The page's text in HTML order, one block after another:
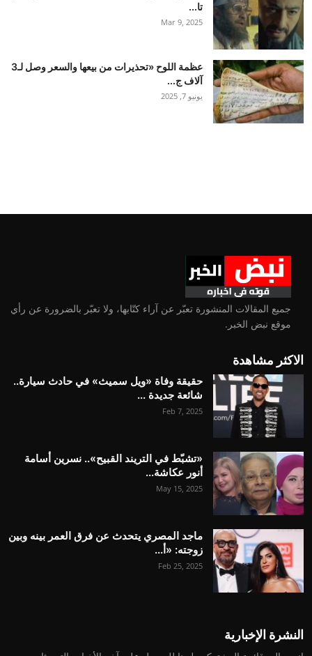
تا...
Mar 9, 2025
عظمة اللوح «تحذيرات من بيعها والسعر وصل لـ3
آلاف ج...
يونيو 7, 2025
جميع المقالات المنشورة تعبّر عن آراء كتّابها، ولا تعبّر بالضرورة عن رأي
موقع نبض الخبر.
الاكثر مشاهدة
حقيقة وفاة «ويل سميث» في حادث سيارة..
شائعة جديدة ...
Feb 7, 2025
«تشبّط في التريند القبيح».. نسرين أسامة
أنور عكاشة...
May 15, 2025
ماجد المصري يتحدث عن فرق العمر بينه وبين
زوجته: «أ...
Feb 25, 2025
النشرة الإخبارية